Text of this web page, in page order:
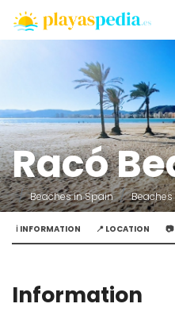
Racó
Beaches in Spain
ℹ️ INFORMATION 📍 LOCATION
Information